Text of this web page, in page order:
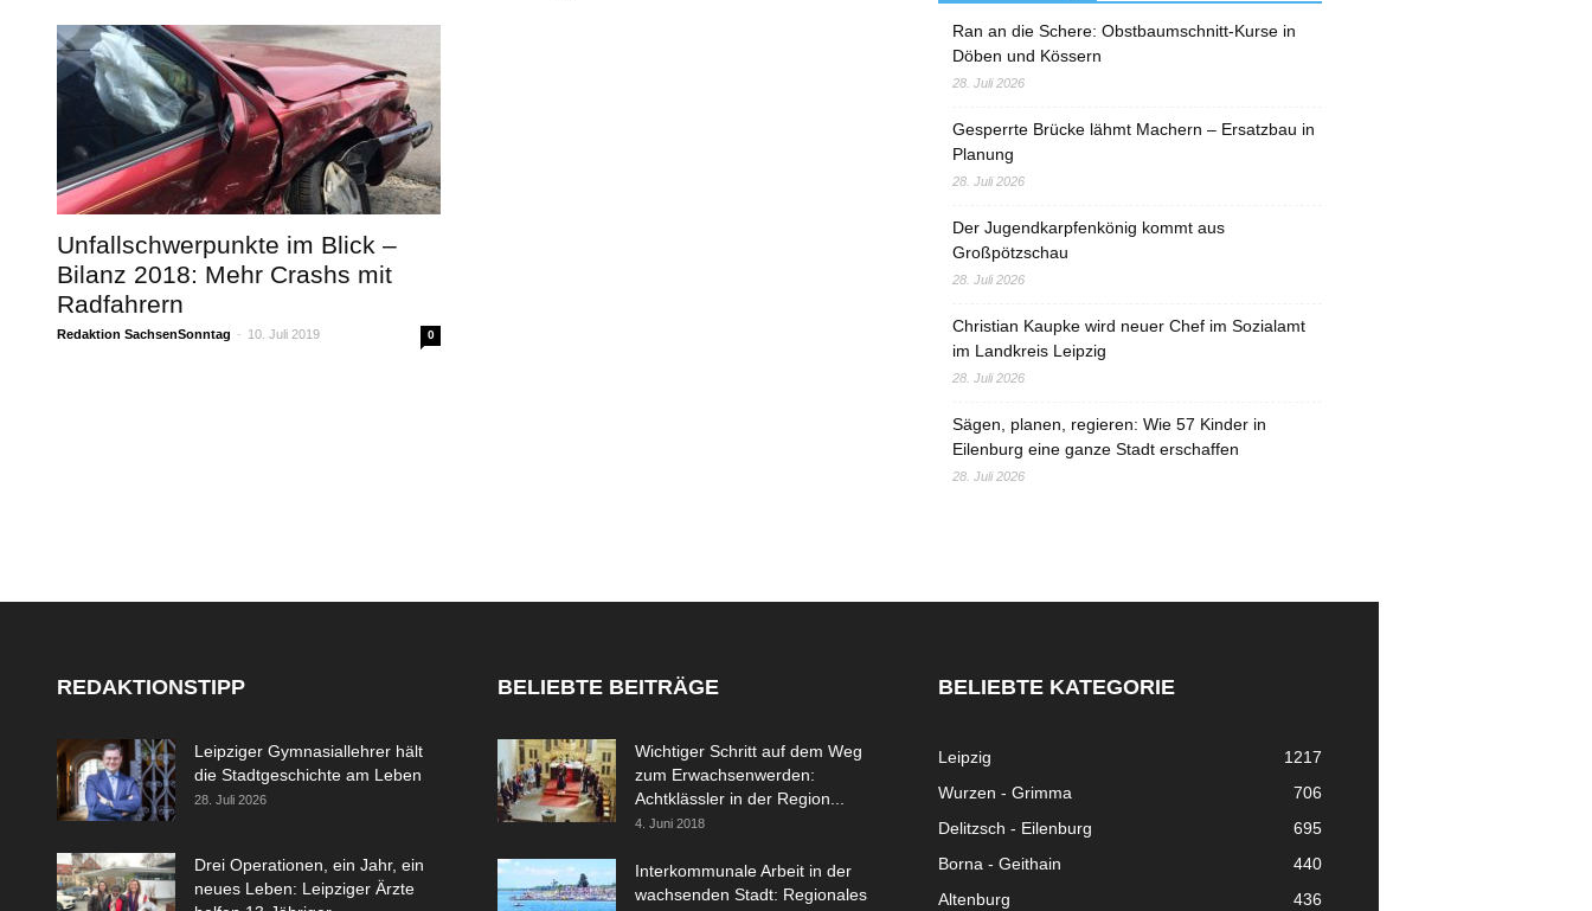
Unfallschwerpunkte im Blick –
Bilanz 2018: Mehr Crashs mit
Radfahrern
Redaktion SachsenSonntag - 10. Juli 2019 0
Ran an die Schere: Obstbaumschnitt-Kurse in
Döben und Kössern
28. Juli 2026
Gesperrte Brücke lähmt Machern – Ersatzbau in
Planung
28. Juli 2026
Der Jugendkarpfenkönig kommt aus
Großpötzschau
28. Juli 2026
Christian Kaupke wird neuer Chef im Sozialamt
im Landkreis Leipzig
28. Juli 2026
Sägen, planen, regieren: Wie 57 Kinder in
Eilenburg eine ganze Stadt erschaffen
28. Juli 2026
REDAKTIONSTIPP
Leipziger Gymnasiallehrer hält
die Stadtgeschichte am Leben
28. Juli 2026
Drei Operationen, ein Jahr, ein
neues Leben: Leipziger Ärzte
BELIEBTE BEITRÄGE
Wichtiger Schritt auf dem Weg
zum Erwachsenwerden:
Achtklässler in der Region...
4. Juni 2018
Interkommunale Arbeit in der
wachsenden Stadt: Regionales
BELIEBTE KATEGORIE
Leipzig
1217
Wurzen - Grimma
706
Delitzsch - Eilenburg
695
Borna - Geithain
440
Altenburg
436